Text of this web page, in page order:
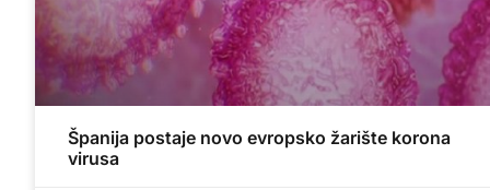
Španija postaje novo evropsko žarište korona
virusa